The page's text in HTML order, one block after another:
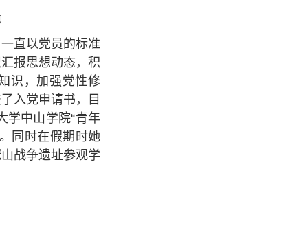
直以党员的标准
报思想动态，积
识，加强党性修
入党申请书，目
学中山学院“青年
同时在假期时她
战争遗址参观学